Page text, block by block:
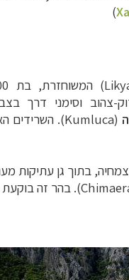
)
)
צהוב וסימני דרך
(
Kumluca
). השרידים
בתוך גן עתיקות
). בהר זה